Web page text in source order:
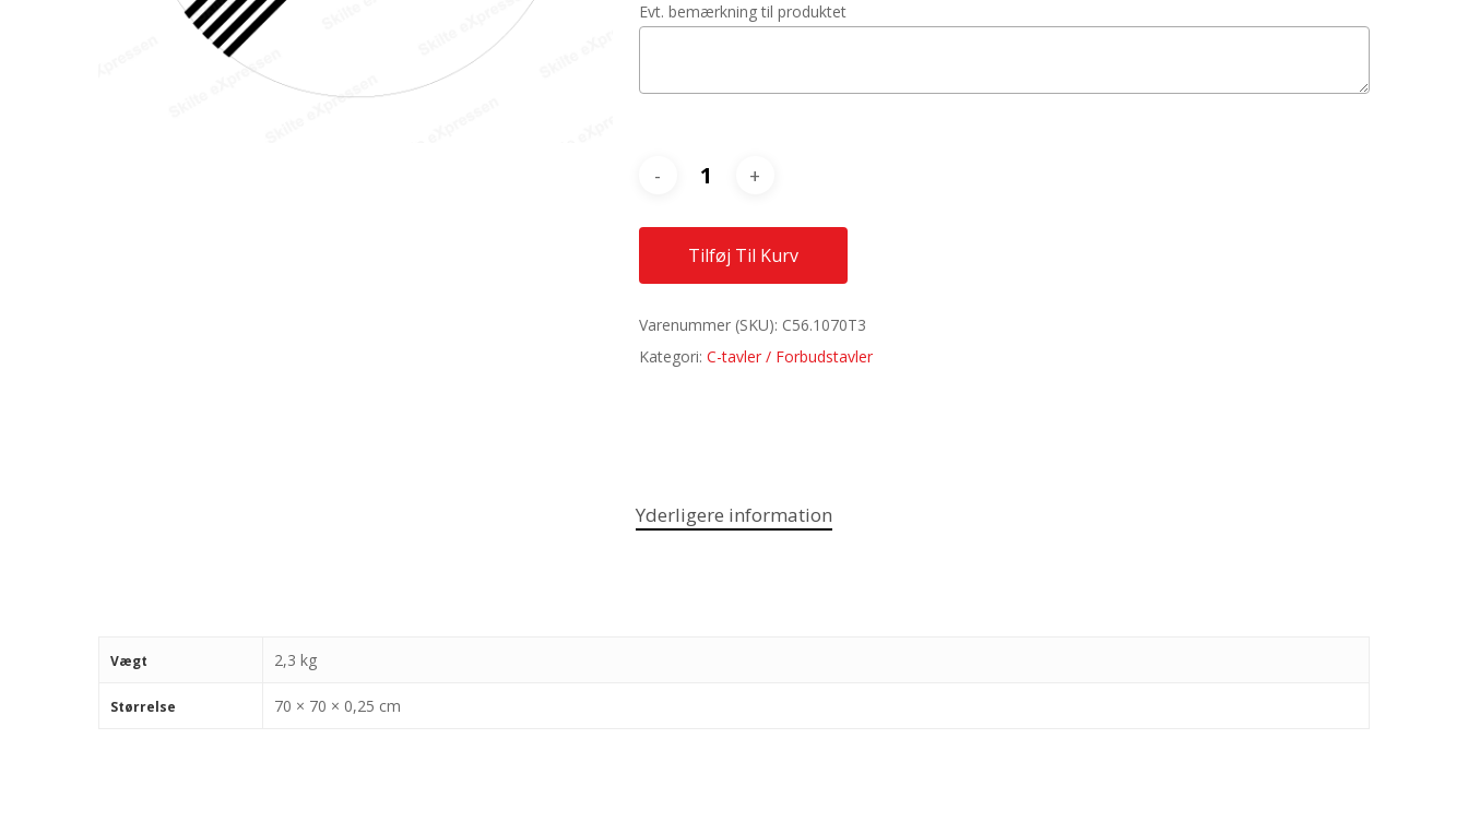
Evt. bemærkning til produktet
Tilføj Til Kurv
Varenummer (SKU): C56.1070T3
Kategori: C-tavler / Forbudstavler
Yderligere information
Vægt 2,3 kg
Størrelse 70 × 70 × 0,25 cm